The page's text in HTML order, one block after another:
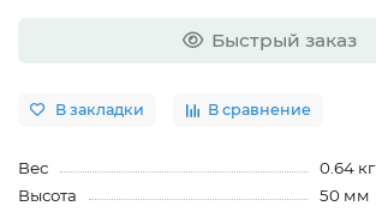
Быстрый заказ
В закладки В сравнение
Вес
0.64 кг
Высота
50 мм